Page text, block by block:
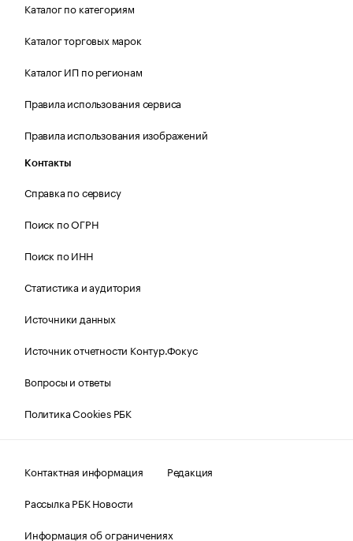
Каталог по категориям
Каталог торговых марок
Каталог ИП по регионам
Правила использования сервиса
Правила использования изображений
Контакты
Справка по сервису
Поиск по ОГРН
Поиск по ИНН
Статистика и аудитория
Источники данных
Источник отчетности Контур.Фокус
Вопросы и ответы
Политика Cookies РБК
Контактная информация
Редакция
Рассылка РБК Новости
Информация об ограничениях